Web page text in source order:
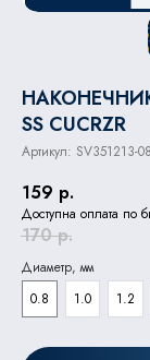
SS CUCRZR
Артикул: SV351213-
159 р.
Доступна оплата по
170 р.
Диаметр, мм
0.8
1.0 1.2